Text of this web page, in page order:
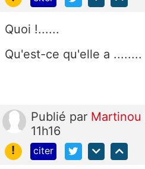
Quoi !......
Qu'est-ce qu'elle a ........
Publié par Martinou
11h16
!
citer